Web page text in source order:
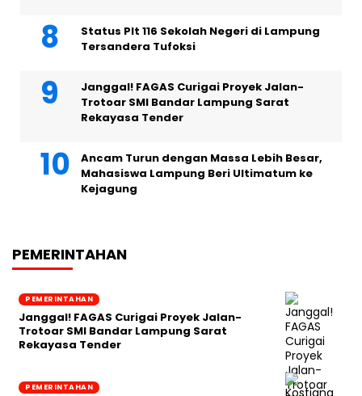
Status Plt 116 Sekolah Negeri di Lampung
Tersandera Tufoksi
Janggal! FAGAS Curigai Proyek Jalan-
Trotoar SMI Bandar Lampung Sarat
Rekayasa Tender
Ancam Turun dengan Massa Lebih Besar,
Mahasiswa Lampung Beri Ultimatum ke
Kejagung
PEMERINTAHAN
PEMERINTAHAN
Janggal! FAGAS Curigai Proyek Jalan-
Trotoar SMI Bandar Lampung Sarat
Rekayasa Tender
PEMERINTAHAN